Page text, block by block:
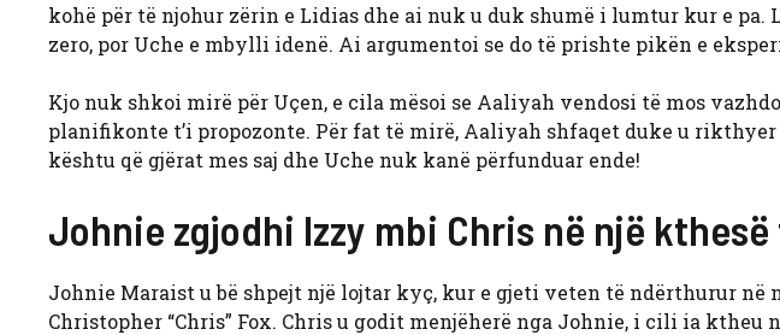
kohë për të njohur zërin e Lidias dhe ai nuk u duk shumë i lumtur kur e
zero, por Uche e mbylli idenë. Ai argumentoi se do të prishte pikën e
Kjo nuk shkoi mirë për Uçen, e cila mësoi se Aaliyah vendosi të mos
planifikonte t’i propozonte. Për fat të mirë, Aaliyah shfaqet duke u
kështu që gjërat mes saj dhe Uche nuk kanë përfunduar ende!
Johnie zgjodhi Izzy mbi Chris në një
Johnie Maraist u bë shpejt një lojtar kyç, kur e gjeti veten të ndërthurur në
Christopher “Chris” Fox. Chris u godit menjëherë nga Johnie, i cili ia